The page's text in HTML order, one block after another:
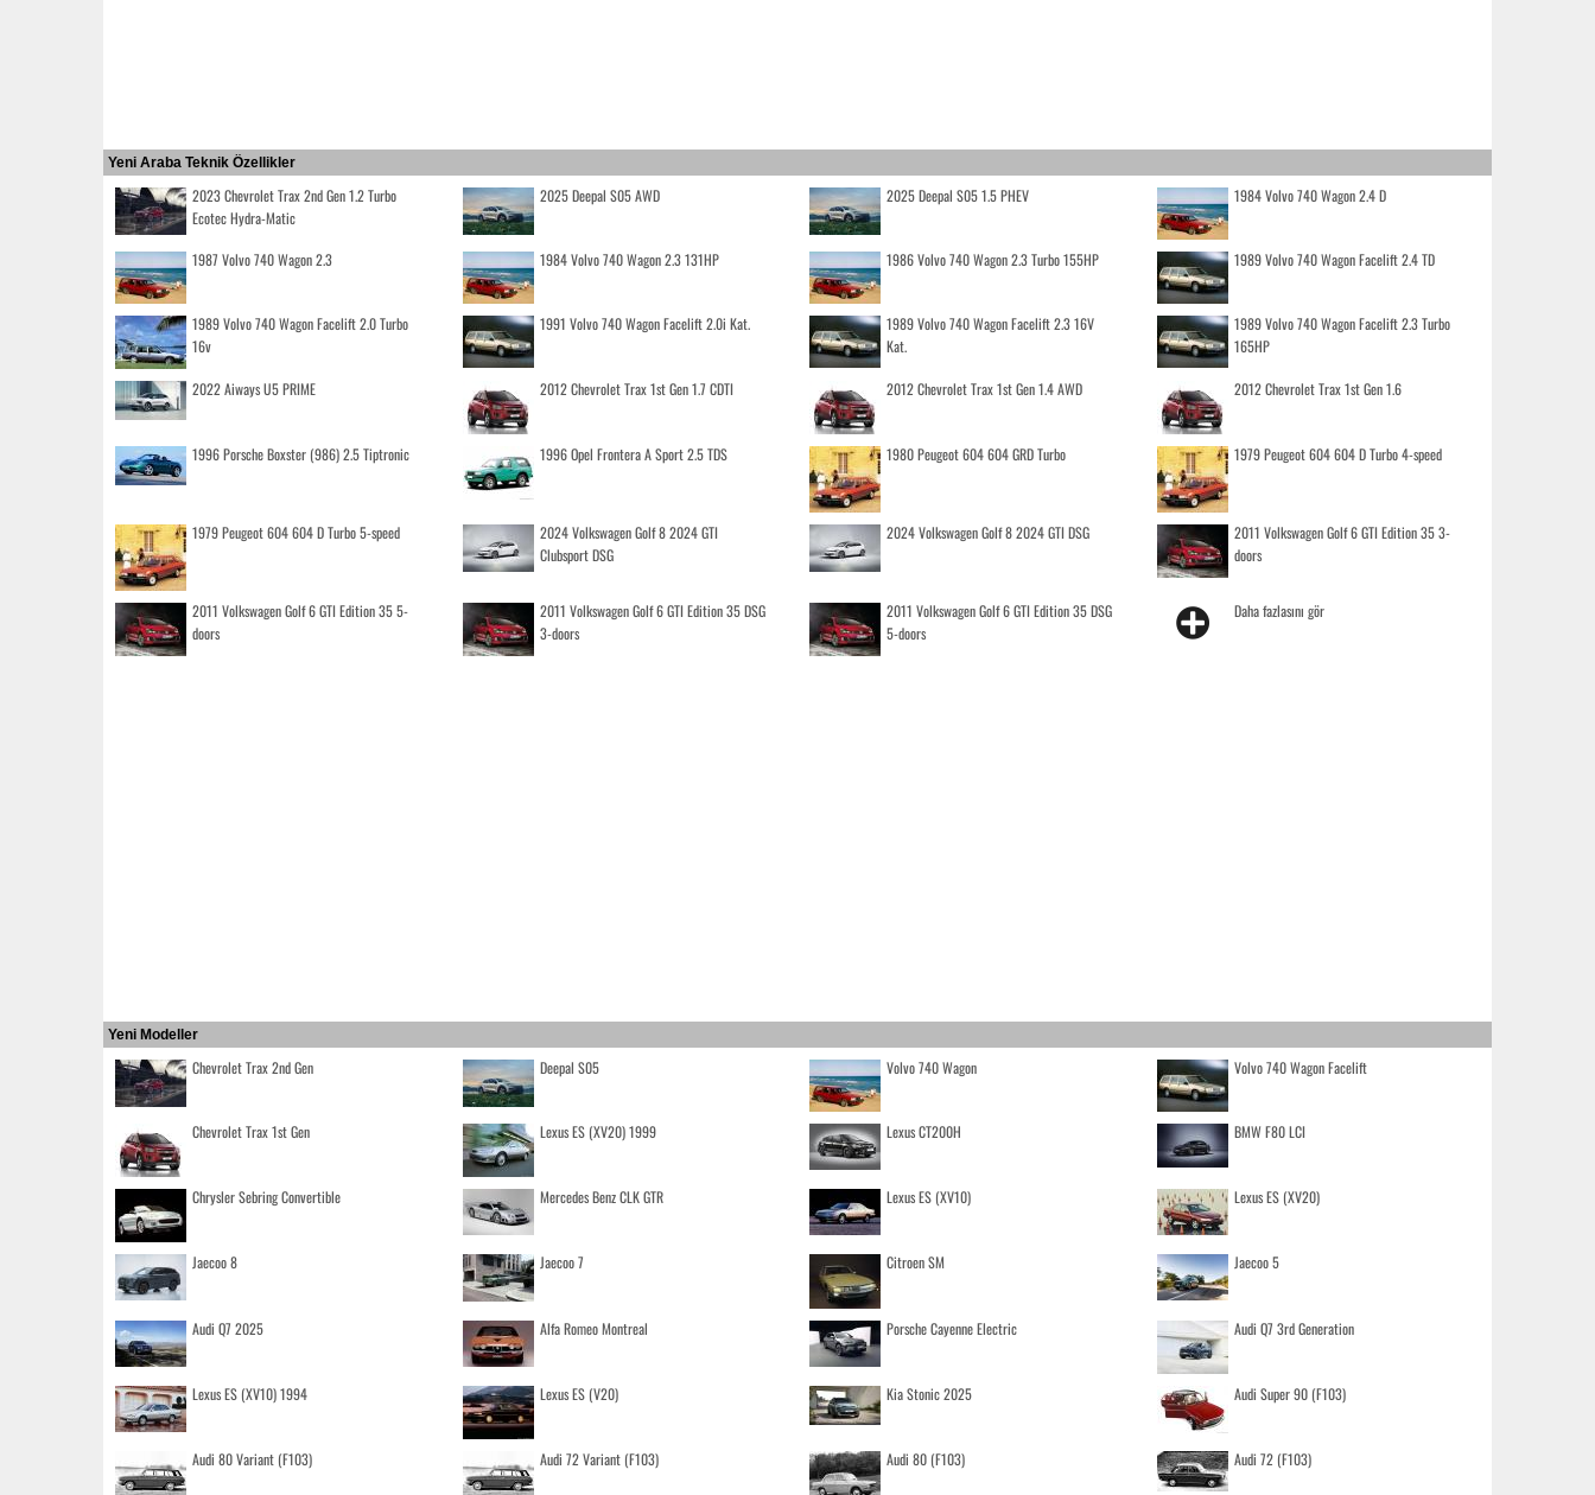
Yeni Araba Teknik Özellikler
2023 Chevrolet Trax 2nd Gen 1.2 Turbo
Ecotec Hydra-Matic
2025 Deepal S05 AWD 2025 Deepal S05 1.5 PHEV 1984 Volvo 740 Wagon 2.4 D
1987 Volvo 740 Wagon 2.3 1984 Volvo 740 Wagon 2.3 131HP 1986 Volvo 740 Wagon 2.3 Turbo 155HP 1989 Volvo 740 Wagon Facelift 2.4 TD
1989 Volvo 740 Wagon Facelift 2.0 Turbo
16v
1991 Volvo 740 Wagon Facelift 2.0i Kat.
1989 Volvo 740 Wagon Facelift 2.3 16V
Kat.
1989 Volvo 740 Wagon Facelift 2.3 Turbo
165HP
2022 Aiways U5 PRIME 2012 Chevrolet Trax 1st Gen 1.7 CDTI 2012 Chevrolet Trax 1st Gen 1.4 AWD 2012 Chevrolet Trax 1st Gen 1.6
1996 Porsche Boxster (986) 2.5 Tiptronic 1996 Opel Frontera A Sport 2.5 TDS 1980 Peugeot 604 604 GRD Turbo 1979 Peugeot 604 604 D Turbo 4-speed
1979 Peugeot 604 604 D Turbo 5-speed
2024 Volkswagen Golf 8 2024 GTI
Clubsport DSG
2024 Volkswagen Golf 8 2024 GTI DSG
2011 Volkswagen Golf 6 GTI Edition 35 3-
doors
2011 Volkswagen Golf 6 GTI Edition 35 5-
doors
2011 Volkswagen Golf 6 GTI Edition 35 DSG
3-doors
2011 Volkswagen Golf 6 GTI Edition 35 DSG
5-doors
Daha fazlasını gör
Yeni Modeller
Chevrolet Trax 2nd Gen Deepal S05 Volvo 740 Wagon Volvo 740 Wagon Facelift
Chevrolet Trax 1st Gen Lexus ES (XV20) 1999 Lexus CT200H BMW F80 LCI
Chrysler Sebring Convertible Mercedes Benz CLK GTR Lexus ES (XV10) Lexus ES (XV20)
Jaecoo 8 Jaecoo 7 Citroen SM Jaecoo 5
Audi Q7 2025 Alfa Romeo Montreal Porsche Cayenne Electric Audi Q7 3rd Generation
Lexus ES (XV10) 1994 Lexus ES (V20) Kia Stonic 2025 Audi Super 90 (F103)
Audi 80 Variant (F103) Audi 72 Variant (F103) Audi 80 (F103) Audi 72 (F103)